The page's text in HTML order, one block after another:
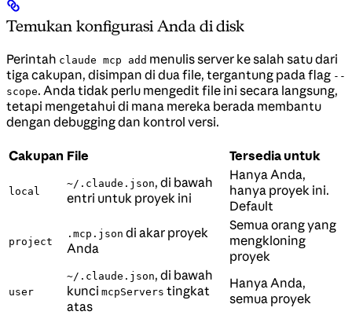
Temukan konfigurasi Anda di disk
Perintah claude mcp add menulis server ke salah satu dari
tiga cakupan, disimpan di dua file, tergantung pada flag --
scope. Anda tidak perlu mengedit file ini secara langsung,
tetapi mengetahui di mana mereka berada membantu
dengan debugging dan kontrol versi.
Cakupan File Tersedia untuk
local
~/.claude.json, di bawah
entri untuk proyek ini
Hanya Anda,
hanya proyek ini.
Default
project
.mcp.json di akar proyek
Anda
Semua orang yang
mengkloning
proyek
user
~/.claude.json, di bawah
kunci mcpServers tingkat
atas
Hanya Anda,
semua proyek